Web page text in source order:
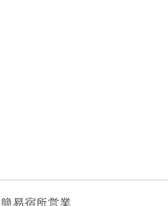
簡易宿所営業